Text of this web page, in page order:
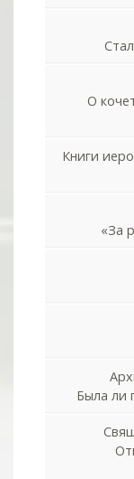
О
Книги
«За
Была ли